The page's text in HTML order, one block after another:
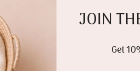
JOIN
Get